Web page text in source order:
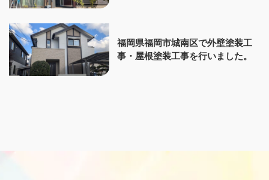
福岡県福岡市城南区で外壁塗装工
事・屋根塗装工事を行いました。